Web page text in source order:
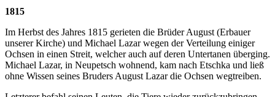
1815
Im Herbst des Jahres 1815 gerieten die Brüder August (Erbauer
unserer Kirche) und Michael Lazar wegen der Verteilung einiger
Ochsen in einen Streit, welcher auch auf deren Untertanen überging.
Michael Lazar, in Neupetsch wohnend, kam nach Etschka und ließ
ohne Wissen seines Bruders August Lazar die Ochsen wegtreiben.